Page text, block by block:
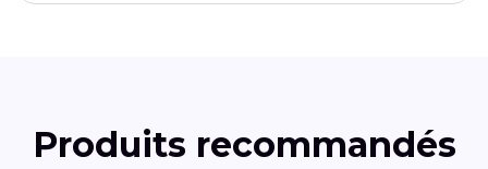
Produits recommandés